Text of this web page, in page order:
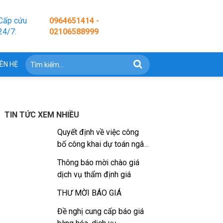
cứu
7:
0964651414 -
02106588999
HỆ
TIN TỨC XEM NHIỀU
Quyết định về việc công
bố công khai dự toán ngân
Thông báo mời chào giá
dịch vụ thẩm định giá
THƯ MỜI BÁO GIÁ
Đề nghị cung cấp báo giá